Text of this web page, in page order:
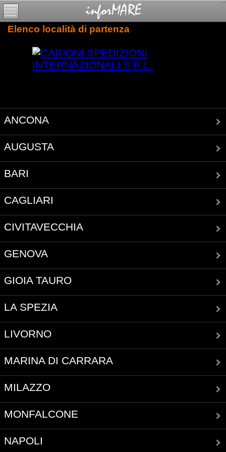
Elenco località di partenza
ANCONA
AUGUSTA
BARI
CAGLIARI
CIVITAVECCHIA
GENOVA
GIOIA TAURO
LA SPEZIA
LIVORNO
MARINA DI CARRARA
MILAZZO
MONFALCONE
NAPOLI